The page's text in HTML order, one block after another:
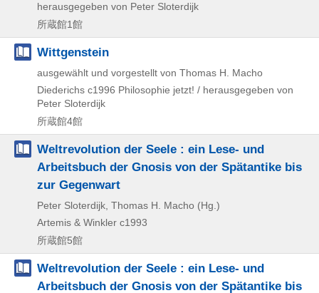
herausgegeben von Peter Sloterdijk
所蔵館1館
Wittgenstein
ausgewählt und vorgestellt von Thomas H. Macho
Diederichs c1996 Philosophie jetzt! / herausgegeben von
Peter Sloterdijk
所蔵館4館
Weltrevolution der Seele : ein Lese- und
Arbeitsbuch der Gnosis von der Spätantike bis
zur Gegenwart
Peter Sloterdijk, Thomas H. Macho (Hg.)
Artemis & Winkler c1993
所蔵館5館
Weltrevolution der Seele : ein Lese- und
Arbeitsbuch der Gnosis von der Spätantike bis